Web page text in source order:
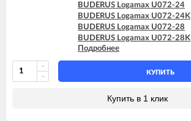
BUDERUS Logamax U072-24
BUDERUS Logamax U072-24K
BUDERUS Logamax U072-28
BUDERUS Logamax U072-28K
BUDERUS Logamax U072-35
BUDERUS Logamax U072-35K
Подробнее
КУПИТЬ
Купить в 1 клик